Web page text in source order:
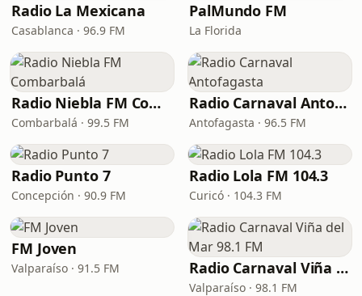
Radio La Mexicana
Casablanca · 96.9 FM
PalMundo FM
La Florida
Radio Niebla FM Combarbalá
Combarbalá · 99.5 FM
Radio Carnaval Antofagasta
Antofagasta · 96.5 FM
Radio Punto 7
Concepción · 90.9 FM
Radio Lola FM 104.3
Curicó · 104.3 FM
FM Joven
Valparaíso · 91.5 FM Radio Carnaval Viña del Mar 98.1 FM
Valparaíso · 98.1 FM